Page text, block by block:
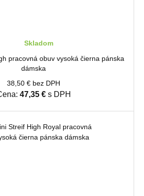
Skladom
pracovná obuv vysoká čierna pánska
dámska
38,50 € bez DPH
47,35 €s DPH